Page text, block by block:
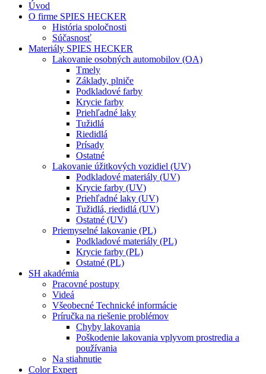
Úvod
O firme SPIES HECKER
História spoločnosti
Súčasnosť
Materiály SPIES HECKER
Lakovanie osobných automobilov (OA)
Tmely
Základy, plniče
Podkladové farby
Krycie farby
Priehľadné laky
Tužidlá
Riedidlá
Prísady
Ostatné
Lakovanie úžitkových vozidiel (UV)
Podkladové materiály (UV)
Krycie farby (UV)
Priehľadné laky (UV)
Tužidlá, riedidlá (UV)
Ostatné (UV)
Priemyselné lakovanie (PL)
Podkladové materiály (PL)
Krycie farby (PL)
Ostatné (PL)
SH akadémia
Pracovné postupy
Videá
Všeobecné Technické informácie
Príručka na riešenie problémov
Chyby lakovania
Poškodenie lakovania vplyvom prostredia a
používania
Na stiahnutie
Color Expert